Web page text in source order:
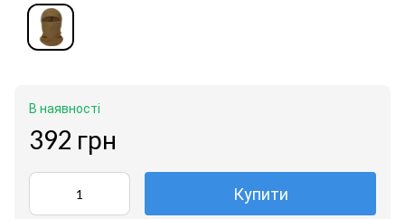
В наявності
392 грн
Купити